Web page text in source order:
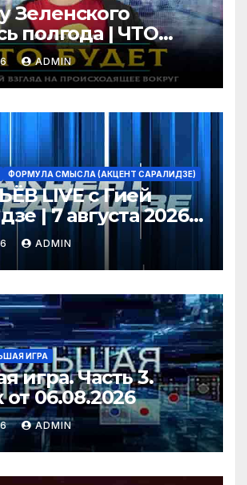
Зеленского
полгода | ЧТО
ADMIN
ФОРМУЛА СМЫСЛА (АКЦЕНТ САРАЛИДЗЕ)
LIVE с Гией
| 7 августа 2026
ADMIN
ИГРА
игра. Часть 3.
06.08.2026
ADMIN